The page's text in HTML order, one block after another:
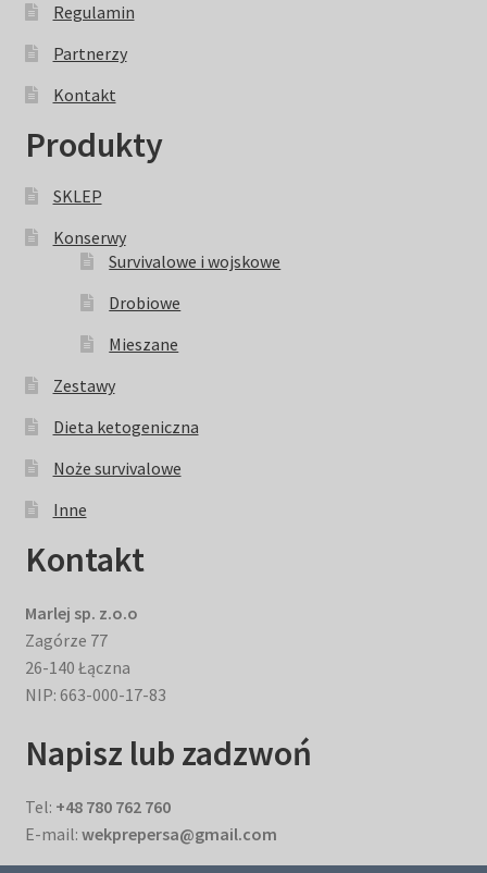
Regulamin
Partnerzy
Kontakt
Produkty
SKLEP
Konserwy
Survivalowe i wojskowe
Drobiowe
Mieszane
Zestawy
Dieta ketogeniczna
Noże survivalowe
Inne
Kontakt
Marlej sp. z.o.o
Zagórze 77
26-140 Łączna
NIP: 663-000-17-83
Napisz lub zadzwoń
Tel: +48 780 762 760
E-mail: wekprepersa@gmail.com